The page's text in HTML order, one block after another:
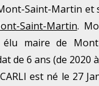
Saint-Martin et
Saint-Martin.
maire de
de 6 ans (de 2020
est né le 27